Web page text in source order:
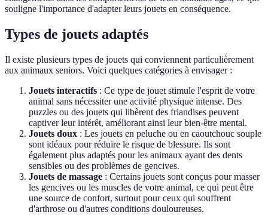
souligne l'importance d'adapter leurs jouets en conséquence.
Types de jouets adaptés
Il existe plusieurs types de jouets qui conviennent particulièrement
aux animaux seniors. Voici quelques catégories à envisager :
Jouets interactifs : Ce type de jouet stimule l'esprit de votre
animal sans nécessiter une activité physique intense. Des
puzzles ou des jouets qui libèrent des friandises peuvent
captiver leur intérêt, améliorant ainsi leur bien-être mental.
Jouets doux : Les jouets en peluche ou en caoutchouc souple
sont idéaux pour réduire le risque de blessure. Ils sont
également plus adaptés pour les animaux ayant des dents
sensibles ou des problèmes de gencives.
Jouets de massage : Certains jouets sont conçus pour masser
les gencives ou les muscles de votre animal, ce qui peut être
une source de confort, surtout pour ceux qui souffrent
d'arthrose ou d'autres conditions douloureuses.